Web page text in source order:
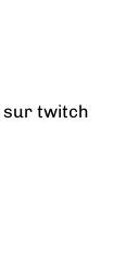
sur twitch